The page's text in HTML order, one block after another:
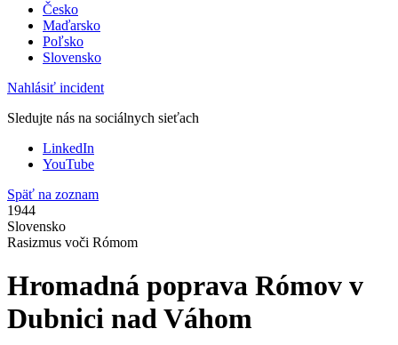
Česko
Maďarsko
Poľsko
Slovensko
Nahlásiť incident
Sledujte nás na sociálnych sieťach
LinkedIn
YouTube
Späť na zoznam
1944
Slovensko
Rasizmus voči Rómom
Hromadná poprava Rómov v
Dubnici nad Váhom